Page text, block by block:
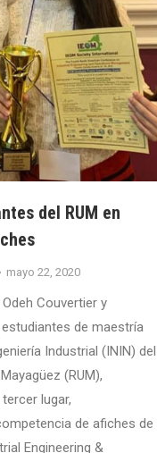
del RUM en
mayo 22, 2020
Couvertier y
de maestría
Industrial (ININ) del
(RUM),
lugar,
de afiches de
Engineering &